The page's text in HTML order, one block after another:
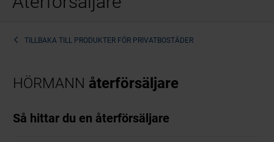
TILLBAKA TILL PRODUKTER FÖR PRIVATBOSTÄDER
HÖRMANN återförsäljare
Så hittar du en återförsäljare